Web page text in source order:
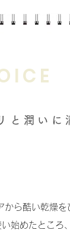
と潤いに
ら酷い乾燥を
始めたところ